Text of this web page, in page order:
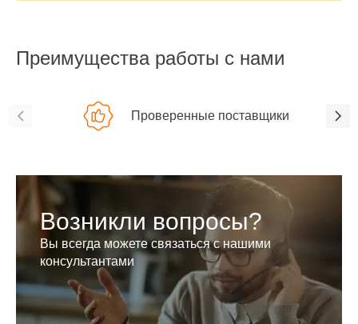
Преимущества работы с нами
Проверенные поставщики
Возникли вопросы?
Вы всегда можете связаться с нашими
консультантами